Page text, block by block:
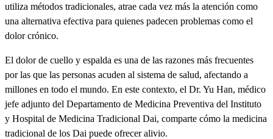
utiliza métodos tradicionales, atrae cada vez más la atención como
una alternativa efectiva para quienes padecen problemas como el
dolor crónico.
El dolor de cuello y espalda es una de las razones más frecuentes
por las que las personas acuden al sistema de salud, afectando a
millones en todo el mundo. En este contexto, el Dr. Yu Han, médico
jefe adjunto del Departamento de Medicina Preventiva del Instituto
y Hospital de Medicina Tradicional Dai, comparte cómo la medicina
tradicional de los Dai puede ofrecer alivio.